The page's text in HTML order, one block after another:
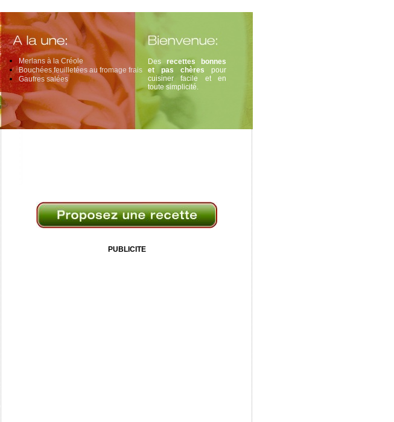
Des recettes bonnes
et pas chères pour
cuisiner facile et en
toute simplicité.
Merlans à la Créole
Bouchées feuilletées au fromage frais
Gaufres salées
PUBLICITE